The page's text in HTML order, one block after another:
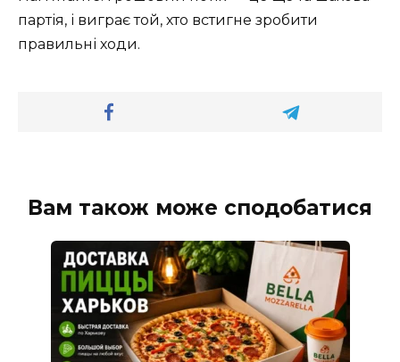
партія, і виграє той, хто встигне зробити
правильні ходи.
Вам також може сподобатися